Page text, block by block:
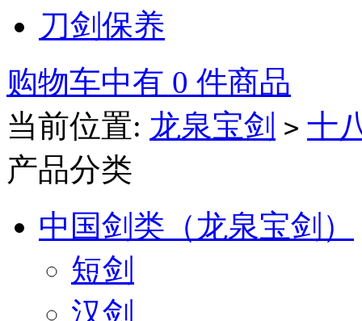
刀剑保养
购物车中有 0 件商品
当前位置: 龙泉宝剑 > 十
产品分类
中国剑类（龙泉宝剑）
短剑
汉剑